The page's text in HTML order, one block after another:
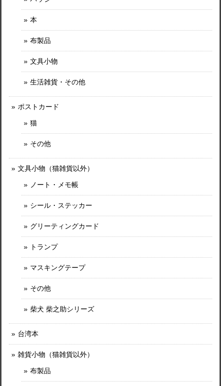
本
布製品
文具小物
生活雑貨・その他
ポストカード
猫
その他
文具小物（猫雑貨以外）
ノート・メモ帳
シール・ステッカー
グリーティングカード
トランプ
マスキングテープ
その他
柴犬 柴之助シリーズ
台湾本
雑貨小物（猫雑貨以外）
布製品